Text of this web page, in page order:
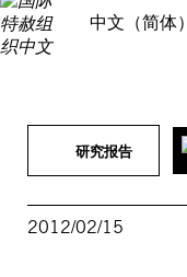
中文（简体）
研究报告
2012/02/15